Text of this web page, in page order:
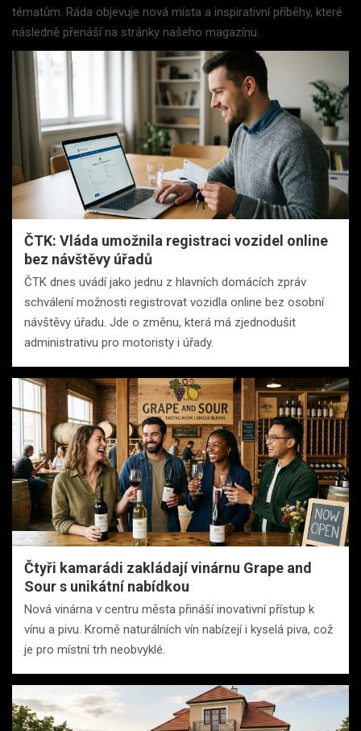
tématům. Ráda objevuje nová místa a inspirativní příběhy, které
následně přenáší na stránky našeho magazínu.
ČTK: Vláda umožnila registraci vozidel online
bez návštěvy úřadů
ČTK dnes uvádí jako jednu z hlavních domácích zpráv
schválení možnosti registrovat vozidla online bez osobní
návštěvy úřadu. Jde o změnu, která má zjednodušit
administrativu pro motoristy i úřady.
Čtyři kamarádi zakládají vinárnu Grape and
Sour s unikátní nabídkou
Nová vinárna v centru města přináší inovativní přístup k
vínu a pivu. Kromě naturálních vín nabízejí i kyselá piva, což
je pro místní trh neobvyklé.